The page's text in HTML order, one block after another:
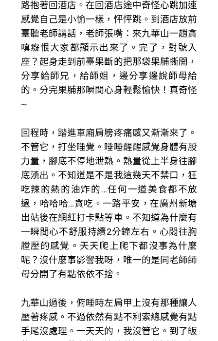
路抱著回酒店。在回酒店途中奇怪心跳加速
感覺自己是小愉一樣，怦怦跳。到酒店放前
臺聽老師講話，老師張嘴：來九華山一趟貪
嗔癡恨大家都顯示出來了。完了，對號入
座？起身走到前臺果斷的把那袋果脯撕開，
分享給師兄，給師姐，邊分享邊說師母給
的。分完果脯那瞬間心身輕鬆愉快！真奇怪
~
回程時，踏進車廂肩膀疼痛感又漸漸來了。
不管它，打坐睡覺。睡睡醒醒感覺身體有股
力量，腳底不停地泄熱。熱量從上半身往腳
底湧出。不知道是不是我這幾天不禁口，狂
吃辣的熱的油炸的…任何一道美食都不放
過，哈哈哈…貪吃。一路平安，在廣州新塘
出站後在網紅打卡點等車。不知道為什麼有
一瞬間心不舒服持續2分鐘左右。心悶往胸
膛壓的感覺。天天爬上爬下都沒事為什麼
呢？沒什麼事影響我呀，唯一的是同老師師
母分開了有點依依不捨。
九華山過後，俯睡時左肩甲上沒有那種讓人
壓著疼感。不過依然有點不利索總感覺有點
手尾沒處理。一天天的，我沒管它。到了皈